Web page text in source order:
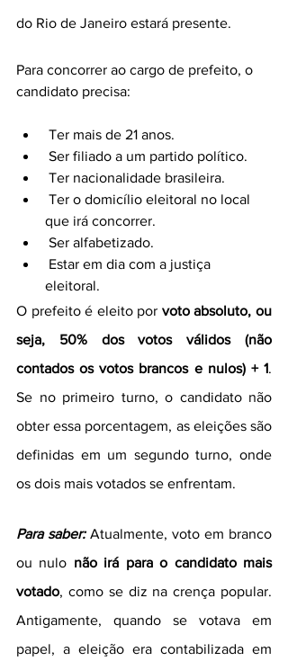
do Rio de Janeiro estará presente.
Para concorrer ao cargo de prefeito, o
candidato precisa:
Ter mais de 21 anos.
Ser filiado a um partido político.
Ter nacionalidade brasileira.
que irá concorrer.
Ser alfabetizado.
eleitoral.
O prefeito é eleito por voto absoluto, ou
seja, 50% dos votos válidos (não
contados os votos brancos e nulos) + 1.
Se no primeiro turno, o candidato não
obter essa porcentagem, as eleições são
definidas em um segundo turno, onde
os dois mais votados se enfrentam.
Para saber: Atualmente, voto em branco
ou nulo não irá para o candidato mais
votado, como se diz na crença popular.
Antigamente, quando se votava em
papel, a eleição era contabilizada em